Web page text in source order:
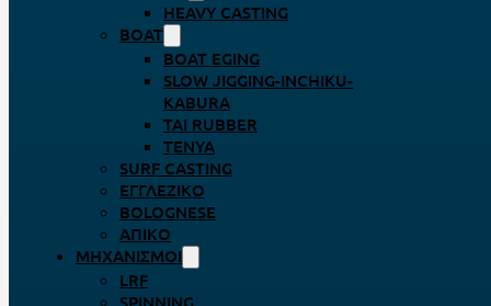
HEAVY CASTING
BOAT
BOAT EGING
SLOW JIGGING-INCHIKU-
KABURA
TAI RUBBER
TENYA
SURF CASTING
ΕΓΓΛΈΖΙΚΟ
BOLOGNESE
ΑΠΊΚΟ
ΜΗΧΑΝΙΣΜΟΊ
LRF
SPINNING